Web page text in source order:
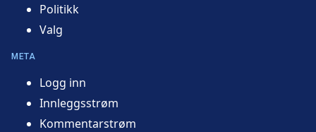
Politikk
Valg
META
Logg inn
Innleggsstrøm
Kommentarstrøm